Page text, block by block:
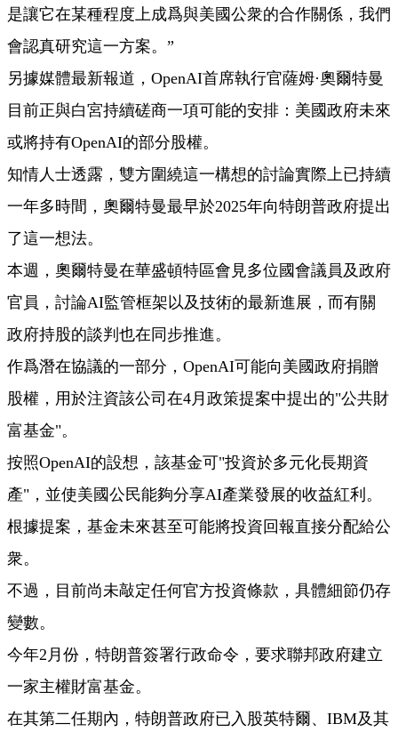
是讓它在某種程度上成爲與美國公衆的合作關係，我們
會認真研究這一方案。”
另據媒體最新報道，OpenAI首席執行官薩姆·奧爾特曼
目前正與白宮持續磋商一項可能的安排：美國政府未來
或將持有OpenAI的部分股權。
知情人士透露，雙方圍繞這一構想的討論實際上已持續
一年多時間，奧爾特曼最早於2025年向特朗普政府提出
了這一想法。
本週，奧爾特曼在華盛頓特區會見多位國會議員及政府
官員，討論AI監管框架以及技術的最新進展，而有關
政府持股的談判也在同步推進。
作爲潛在協議的一部分，OpenAI可能向美國政府捐贈
股權，用於注資該公司在4月政策提案中提出的"公共財
富基金"。
按照OpenAI的設想，該基金可"投資於多元化長期資
產"，並使美國公民能夠分享AI產業發展的收益紅利。
根據提案，基金未來甚至可能將投資回報直接分配給公
衆。
不過，目前尚未敲定任何官方投資條款，具體細節仍存
變數。
今年2月份，特朗普簽署行政命令，要求聯邦政府建立
一家主權財富基金。
在其第二任期內，特朗普政府已入股英特爾、IBM及其